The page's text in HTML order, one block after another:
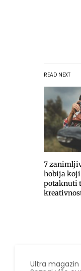
READ NEXT
7
hobija
potaknuti
Ultra